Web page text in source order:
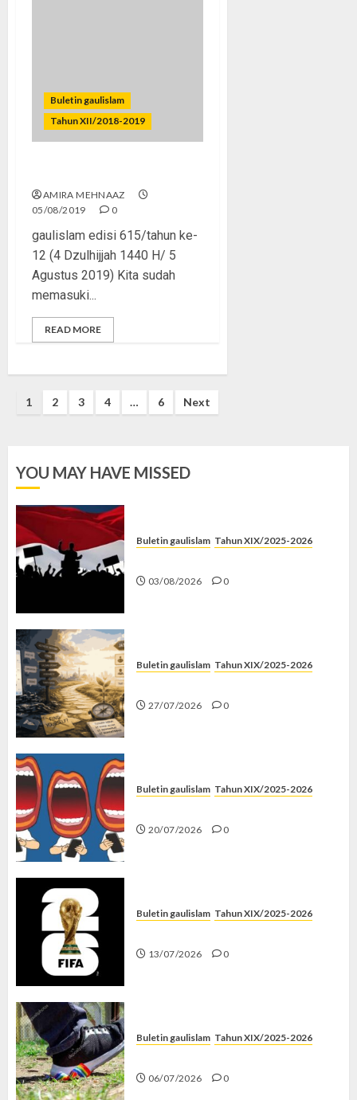
Buletin gaulislam
Tahun XII/2018-2019
AMIRA MEHNAAZ
05/08/2019
0
gaulislam edisi 615/tahun ke-
12 (4 Dzulhijjah 1440 H/ 5
Agustus 2019) Kita sudah
memasuki...
READ MORE
Posts
1 2 3 4 … 6 Next
YOU MAY HAVE MISSED
Buletin gaulislam Tahun XIX/2025-2026
03/08/2026 0
Buletin gaulislam Tahun XIX/2025-2026
27/07/2026 0
Buletin gaulislam Tahun XIX/2025-2026
20/07/2026 0
Buletin gaulislam Tahun XIX/2025-2026
13/07/2026 0
Buletin gaulislam Tahun XIX/2025-2026
06/07/2026 0